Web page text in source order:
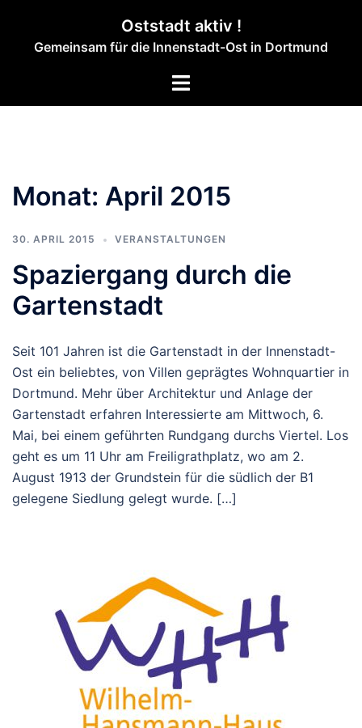
springen
Oststadt aktiv !
Gemeinsam für die Innenstadt-Ost in Dortmund
Menü
Monat: April 2015
30. APRIL 2015 VERANSTALTUNGEN
Spaziergang durch die
Gartenstadt
Seit 101 Jahren ist die Gartenstadt in der Innenstadt-
Ost ein beliebtes, von Villen geprägtes Wohnquartier in
Dortmund. Mehr über Architektur und Anlage der
Gartenstadt erfahren Interessierte am Mittwoch, 6.
Mai, bei einem geführten Rundgang durchs Viertel. Los
geht es um 11 Uhr am Freiligrathplatz, wo am 2.
August 1913 der Grundstein für die südlich der B1
gelegene Siedlung gelegt wurde. […]